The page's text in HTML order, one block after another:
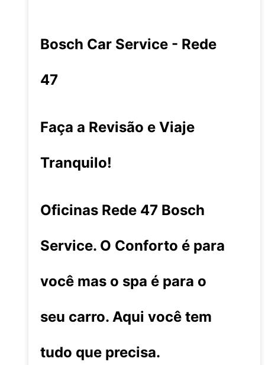
Bosch Car Service - Rede
47
Faça a Revisão e Viaje
Tranquilo!
Oficinas Rede 47 Bosch
Service. O Conforto é para
você mas o spa é para o
seu carro. Aqui você tem
tudo que precisa.